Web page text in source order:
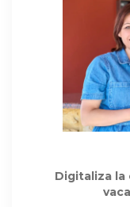
Digitaliza la